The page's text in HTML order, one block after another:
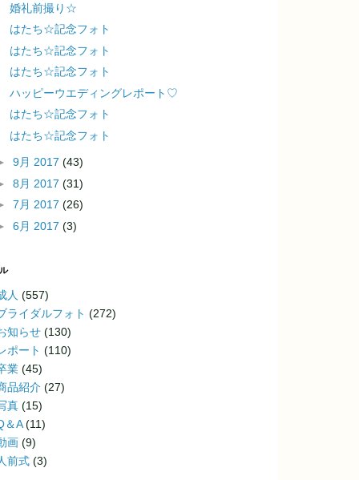
婚礼前撮り☆
はたち☆記念フォト
はたち☆記念フォト
はたち☆記念フォト
ハッピーウエディングレポート♡
はたち☆記念フォト
はたち☆記念フォト
9月 2017 (43)
8月 2017 (31)
7月 2017 (26)
6月 2017 (3)
人 (557)
ライダルフォト (272)
知らせ (130)
ポート (110)
業 (45)
品紹介 (27)
真 (15)
＆A(11)
画 (9)
前式 (3)